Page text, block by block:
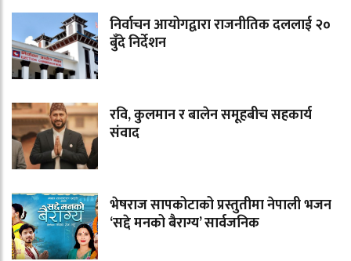
निर्वाचन आयोगद्वारा राजनीतिक दललाई २०
बुँदे निर्देशन
रवि, कुलमान र बालेन समूहबीच सहकार्य
संवाद
भेषराज सापकोटाको प्रस्तुतीमा नेपाली भजन
‘सद्दे मनको बैराग्य’ सार्वजनिक